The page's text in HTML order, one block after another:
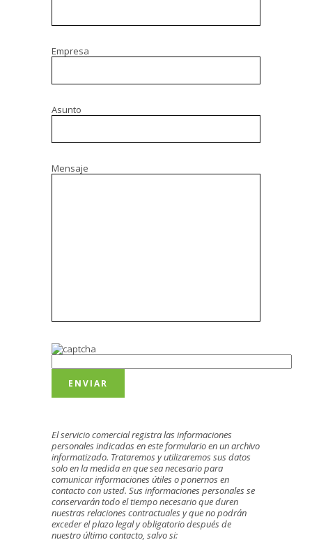
Empresa
Asunto
Mensaje
El servicio comercial registra las informaciones
personales indicadas en este formulario en un archivo
informatizado. Trataremos y utilizaremos sus datos
solo en la medida en que sea necesario para
comunicar informaciones útiles o ponernos en
contacto con usted. Sus informaciones personales se
conservarán todo el tiempo necesario que duren
nuestras relaciones contractuales y que no podrán
exceder el plazo legal y obligatorio después de
nuestro último contacto, salvo si: